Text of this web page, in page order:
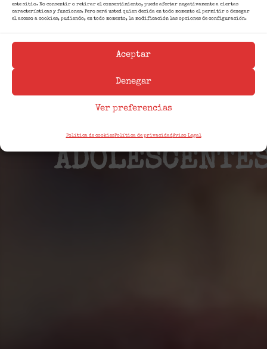
este sitio. No consentir o retirar el consentimiento, puede afectar negativamente a ciertas
características y funciones. Pero será usted quien decida en todo momento el permitir o denegar
el acceso a cookies, pudiendo, en todo momento, la modificación las opciones de configuración.
Aceptar
Denegar
Ver preferencias
Política de cookiesPolítica de privacidad Aviso Legal
INGLÉS
PARA